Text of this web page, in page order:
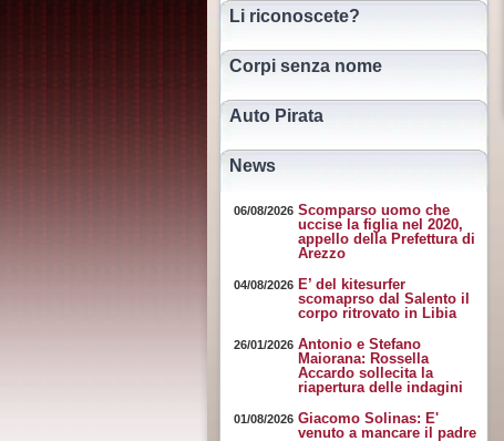
Li riconoscete?
Corpi senza nome
Auto Pirata
News
06/08/2026 Scomparso uomo che
uccise la figlia nel 2020,
appello della Prefettura di
Arezzo
04/08/2026 E’ del kitesurfer
scomaprso dal Salento il
corpo ritrovato in Libia
26/01/2026 Antonio e Stefano
Maiorana: Rossella
Accardo sollecita la
riapertura delle indagini
01/08/2026 Giacomo Solinas: E'
venuto a mancare il padre